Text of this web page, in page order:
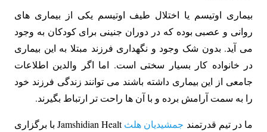
بیماری اوتیسم یا اختلال طیف اوتیسم یکی از بیماری های
روانی و عصبی بوده که در دوران جنینی برای کودکان به وجود
می آید. بدون شک وجود و نگهداری فرزند مبتلا به این بیماری
در خانواده کار بسیار سختی است. اما اگر والدین اطلاعات
جامعی از این بیماری داشته باشند می توانند زندگی فرزند خود
را به سمت آرامش برده و با آن ها راحت تر ارتباط بگیرند.
ما در تیم قدرتمند جمشیدیان هلث
Jamshidian Healt با برگزاری